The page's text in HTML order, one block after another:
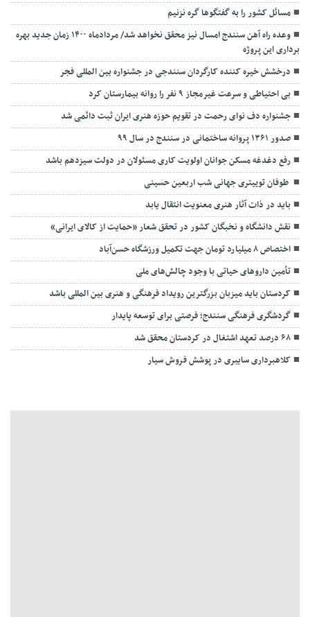
مسائل کشور را به گفتگوها گره نزنیم
وعده راه آهن سنندج امسال نیز محقق نخواهد شد/ مردادماه ۱۴۰۰ زمان جدید بهره
برداری این پروژه
درخشش خیره کننده کارگردان سنندجی در جشنواره بین المللی فجر
بی احتیاطی و سرعت غیرمجاز ۹ نفر را روانه بیمارستان کرد
جشنواره دف نوای رحمت در تقویم حوزه هنری ایران ثبت دائمی شد
صدور ۱۳۶۱ پروانه ساختمانی در سنندج در سال ۹۹
رفع دغدغه مسکن جوانان اولویت کاری مسئولان در دولت سیزدهم باشد
طوفان توییتری جهانی شب اربعین حسینی
باید در ذات آثار هنری معنویت انتقال یابد
نقش دانشگاه و نخبگان کشور در تحقق شعار «حمایت از کالای ایرانی»
اختصاص ۸ میلیارد تومان جهت تکمیل ورزشگاه حسن‌آباد
تأمین داروهای حیاتی با وجود چالش‌های ملی
کردستان باید میزبان بزرگترین رویداد فرهنگی و هنری بین المللی باشد
گردشگری فرهنگی سنندج؛ فرصتی برای توسعه پایدار
۶۸ درصد تعهد اشتغال در کردستان محقق شد
کلاهبرداری سایبری در پوشش فروش سیار